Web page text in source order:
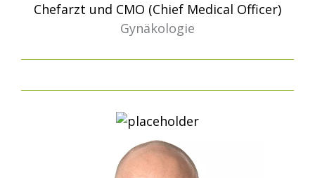
Chefarzt und CMO (Chief Medical Officer)
Gynäkologie